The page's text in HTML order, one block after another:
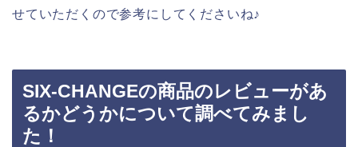
せていただくので参考にしてくださいね♪
SIX-CHANGEの商品のレビューがあ
るかどうかについて調べてみまし
た！